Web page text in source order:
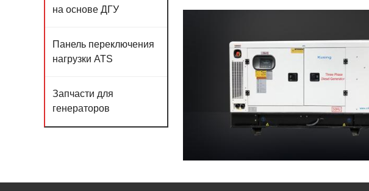
на основе ДГУ
Панель переключения
нагрузки ATS
Запчасти для
генераторов